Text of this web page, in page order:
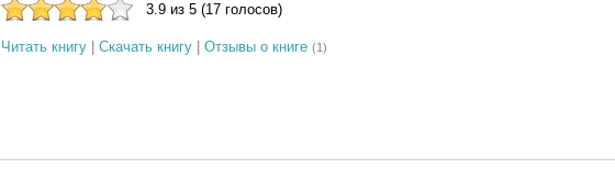
3.9 из 5 (17 голосов)
Читать книгу| Скачать книгу| Отзывы о книге (1)